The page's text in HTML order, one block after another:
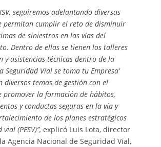
seguiremos adelantando diversas
permitan cumplir el reto de disminuir
de siniestros en las vías del
Dentro de ellas se tienen los talleres
y asistencias técnicas dentro de la
Seguridad Vial se toma tu Empresa’
diversos temas de gestión con el
promover la formación de hábitos,
y conductas seguras en la vía y
de los planes estratégicos
(PESV)”, explicó Luis Lota, director
Agencia Nacional de Seguridad Vial,